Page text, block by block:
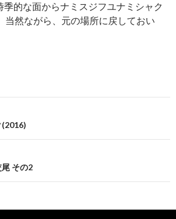
季的な面からナミスジフユナミシャク
当然ながら、元の場所に戻しておい
(2016)
その2